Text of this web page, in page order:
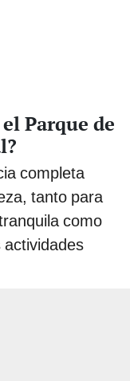
Parque de
completa
tanto para
como